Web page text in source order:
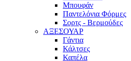
Μπουφάν
Παντελόνια Φόρμες
Σορτς - Βερμούδες
ΑΞΕΣΟΥΑΡ
Γάντια
Κάλτσες
Καπέλα